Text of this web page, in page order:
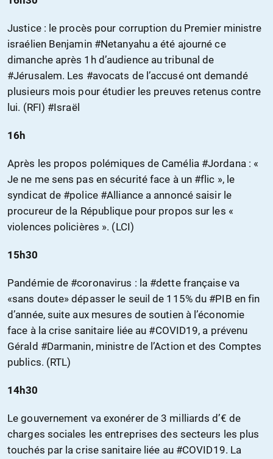
Justice : le procès pour corruption du Premier ministre
israélien Benjamin #Netanyahu a été ajourné ce
dimanche après 1h d’audience au tribunal de
#Jérusalem. Les #avocats de l’accusé ont demandé
plusieurs mois pour étudier les preuves retenus contre
lui. (RFI) #Israël
16h
Après les propos polémiques de Camélia #Jordana : «
Je ne me sens pas en sécurité face à un #flic », le
syndicat de #police #Alliance a annoncé saisir le
procureur de la République pour propos sur les «
violences policières ». (LCI)
15h30
Pandémie de #coronavirus : la #dette française va
«sans doute» dépasser le seuil de 115% du #PIB en fin
d’année, suite aux mesures de soutien à l’économie
face à la crise sanitaire liée au #COVID19, a prévenu
Gérald #Darmanin, ministre de l’Action et des Comptes
publics. (RTL)
14h30
Le gouvernement va exonérer de 3 milliards d’€ de
charges sociales les entreprises des secteurs les plus
touchés par la crise sanitaire liée au #COVID19. La